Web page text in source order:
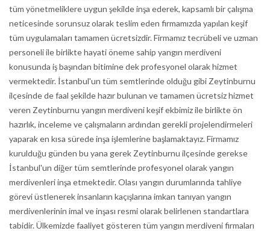
tüm yönetmeliklere uygun şekilde inşa ederek, kapsamlı bir çalışma
neticesinde sorunsuz olarak teslim eden firmamızda yapılan keşif
tüm uygulamaları tamamen ücretsizdir. Firmamız tecrübeli ve uzman
personeli ile birlikte hayati öneme sahip yangın merdiveni
konusunda iş başından bitimine dek profesyonel olarak hizmet
vermektedir. İstanbul'un tüm semtlerinde olduğu gibi Zeytinburnu
ilçesinde de faal şekilde hazır bulunan ve tamamen ücretsiz hizmet
veren Zeytinburnu yangın merdiveni keşif ekbimiz ile birlikte ön
hazırlık, inceleme ve çalışmaların ardından gerekli projelendirmeleri
yaparak en kısa sürede inşa işlemlerine başlamaktayız. Firmamız
kurulduğu günden bu yana gerek Zeytinburnu ilçesinde gerekse
İstanbul'un diğer tüm semtlerinde profesyonel olarak yangın
merdivenleri inşa etmektedir. Olası yangın durumlarında tahliye
görevi üstlenerek insanların kaçışlarına imkan tanıyan yangın
merdivenlerinin imal ve inşası resmi olarak belirlenen standartlara
tabidir. Ülkemizde faaliyet gösteren tüm yangın merdiveni firmaları